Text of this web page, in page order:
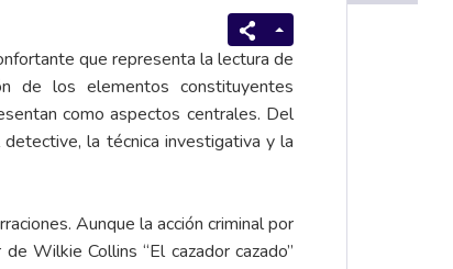
que representa la lectura de
de los elementos constituyentes
como aspectos centrales. Del
la técnica investigativa y la
Aunque la acción criminal por
Wilkie Collins “El cazador cazado”